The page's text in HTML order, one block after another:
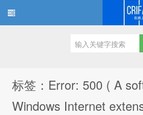
标签：Error: 500 ( A
Windows Internet